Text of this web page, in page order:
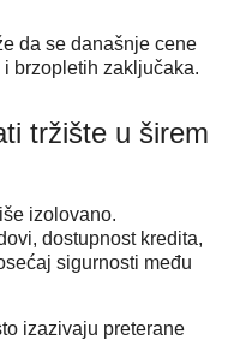
da se današnje cene
brzopletih zaključaka.
tržište u širem
izolovano.
dostupnost kredita,
sigurnosti među
izazivaju preterane